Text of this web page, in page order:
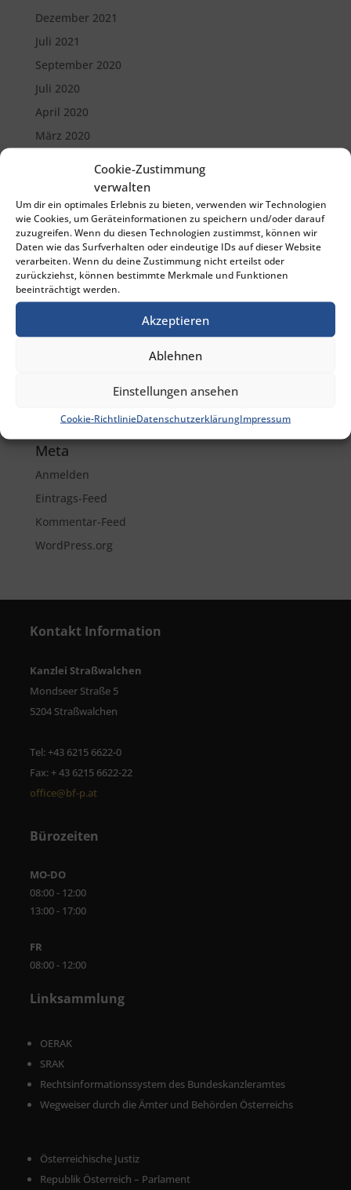
Cookie-Zustimmung
verwalten
Um dir ein optimales Erlebnis zu bieten, verwenden wir Technologien
wie Cookies, um Geräteinformationen zu speichern und/oder darauf
zuzugreifen. Wenn du diesen Technologien zustimmst, können wir
Daten wie das Surfverhalten oder eindeutige IDs auf dieser Website
verarbeiten. Wenn du deine Zustimmung nicht erteilst oder
zurückziehst, können bestimmte Merkmale und Funktionen
beeinträchtigt werden.
Akzeptieren
Ablehnen
Einstellungen ansehen
Cookie-RichtlinieDatenschutzerklärungImpressum
Dezember 2021
Juli 2021
September 2020
Juli 2020
April 2020
März 2020
Kategorien
Allgemein
Allgemeines Zivilrecht
Arbeitsrecht
Ehescheidungsrecht
Erbrecht
Immobilienrecht
Meta
Anmelden
Eintrags-Feed
Kommentar-Feed
WordPress.org
Kontakt Information
Kanzlei Straßwalchen
Mondseer Straße 5
5204 Straßwalchen
Tel: +43 6215 6622-0
Fax: + 43 6215 6622-22
office@bf-p.at
Bürozeiten
MO-DO
08:00 - 12:00
13:00 - 17:00
FR
08:00 - 12:00
Linksammlung
OERAK
SRAK
Rechtsinformationssystem des Bundeskanzleramtes
Wegweiser durch die Ämter und Behörden Österreichs
Österreichische Justiz
Republik Österreich – Parlament